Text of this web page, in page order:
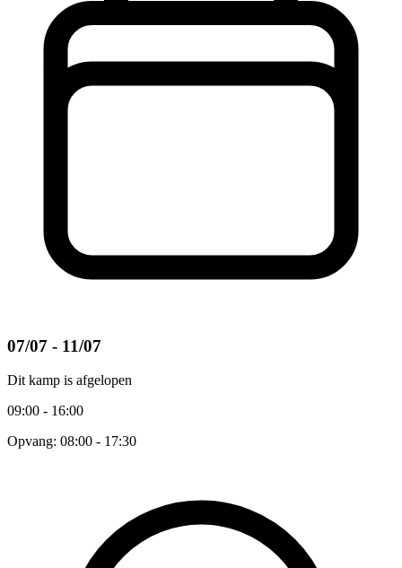
07/07 - 11/07
Dit kamp is afgelopen
09:00 - 16:00
Opvang: 08:00 - 17:30